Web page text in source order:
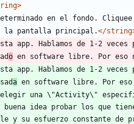
en el fondo.
la pantalla principal.</
app. Hablamos de 1-2 veces
o en software libre. Por eso
app. Hablamos de 1-2 veces
a en software libre. Por
una \"Activity\"
idea probar los que
y su esfuerzo constante de